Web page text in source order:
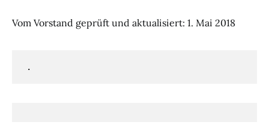
Vom Vorstand geprüft und aktualisiert: 1. Mai 2018
.